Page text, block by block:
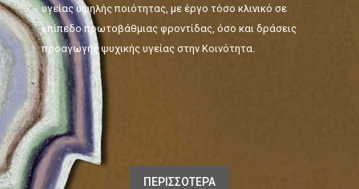
υγείας υψηλής ποιότητας, με έργο τόσο κλινικό σε
επίπεδο πρωτοβάθμιας φροντίδας, όσο και δράσεις
προαγωγής ψυχικής υγείας στην Κοινότητα.
ΠΕΡΙΣΣΟΤΕΡΑ